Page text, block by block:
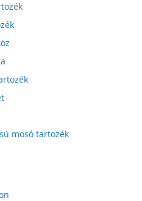
mosó tartozék